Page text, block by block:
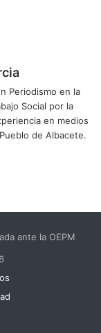
Periodismo en la
Social por la
en medios
de Albacete.
ante la OEPM